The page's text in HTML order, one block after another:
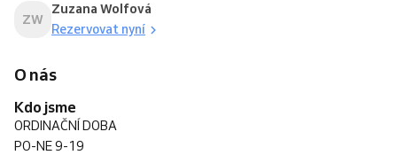
ZW
Zuzana Wolfová
Rezervovat nyní
O nás
Kdo jsme
ORDINAČNÍ DOBA
PO-NE 9-19